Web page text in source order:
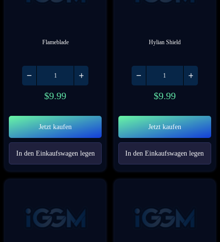
Flameblade
$9.99
Jetzt kaufen
In den Einkaufswagen legen
Hylian Shield
$9.99
Jetzt kaufen
In den Einkaufswagen legen